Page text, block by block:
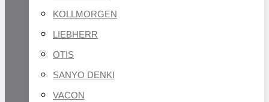
KOLLMORGEN
LIEBHERR
OTIS
SANYO DENKI
VACON